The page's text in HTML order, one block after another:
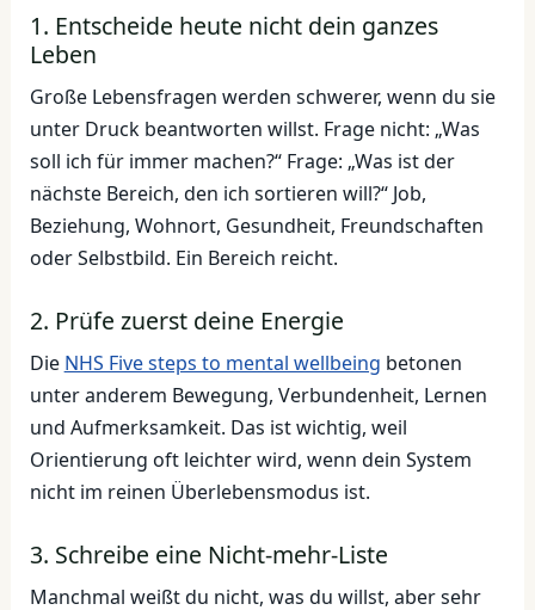
1. Entscheide heute nicht dein ganzes
Leben
Große Lebensfragen werden schwerer, wenn du sie
unter Druck beantworten willst. Frage nicht: „Was
soll ich für immer machen?“ Frage: „Was ist der
nächste Bereich, den ich sortieren will?“ Job,
Beziehung, Wohnort, Gesundheit, Freundschaften
oder Selbstbild. Ein Bereich reicht.
2. Prüfe zuerst deine Energie
Die NHS Five steps to mental wellbeing betonen
unter anderem Bewegung, Verbundenheit, Lernen
und Aufmerksamkeit. Das ist wichtig, weil
Orientierung oft leichter wird, wenn dein System
nicht im reinen Überlebensmodus ist.
3. Schreibe eine Nicht-mehr-Liste
Manchmal weißt du nicht, was du willst, aber sehr